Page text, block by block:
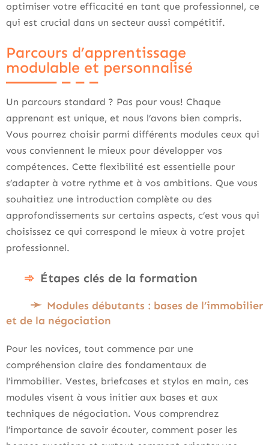
optimiser votre efficacité en tant que professionnel, ce
qui est crucial dans un secteur aussi compétitif.
Parcours d’apprentissage
modulable et personnalisé
Un parcours standard ? Pas pour vous! Chaque
apprenant est unique, et nous l’avons bien compris.
Vous pourrez choisir parmi différents modules ceux qui
vous conviennent le mieux pour développer vos
compétences. Cette flexibilité est essentielle pour
s’adapter à votre rythme et à vos ambitions. Que vous
souhaitiez une introduction complète ou des
approfondissements sur certains aspects, c’est vous qui
choisissez ce qui correspond le mieux à votre projet
professionnel.
Étapes clés de la formation
Modules débutants : bases de l’immobilier
et de la négociation
Pour les novices, tout commence par une
compréhension claire des fondamentaux de
l’immobilier. Vestes, briefcases et stylos en main, ces
modules visent à vous initier aux bases et aux
techniques de négociation. Vous comprendrez
l’importance de savoir écouter, comment poser les